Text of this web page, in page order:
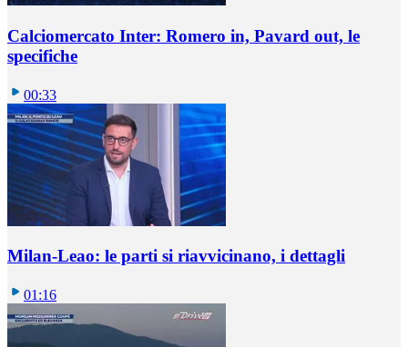
Calciomercato Inter: Romero in, Pavard out, le
specifiche
00:33
Milan-Leao: le parti si riavvicinano, i dettagli
01:16